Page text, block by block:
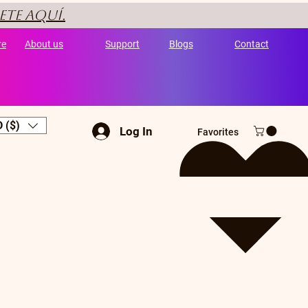
aquí.
About us Support Blogs Contact
($) Log In Favorites